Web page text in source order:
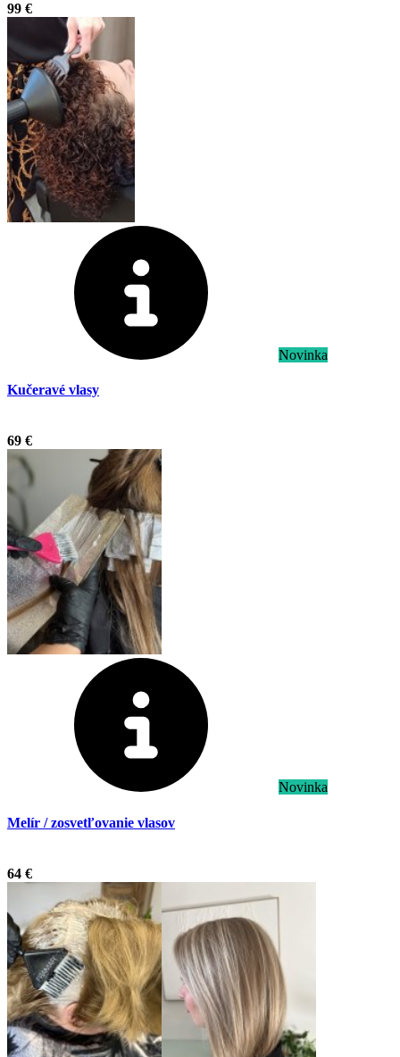
99 €
Novinka
Kučeravé vlasy
69 €
Novinka
Melír / zosvetľovanie vlasov
64 €